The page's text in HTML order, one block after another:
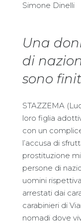
Simone Dinelli
Una
di
sono
STAZZEMA
loro figlia
con un
l’accusa di
prostituzione
persone di
uomini
arrestati dai
carabinieri di
nomadi dove